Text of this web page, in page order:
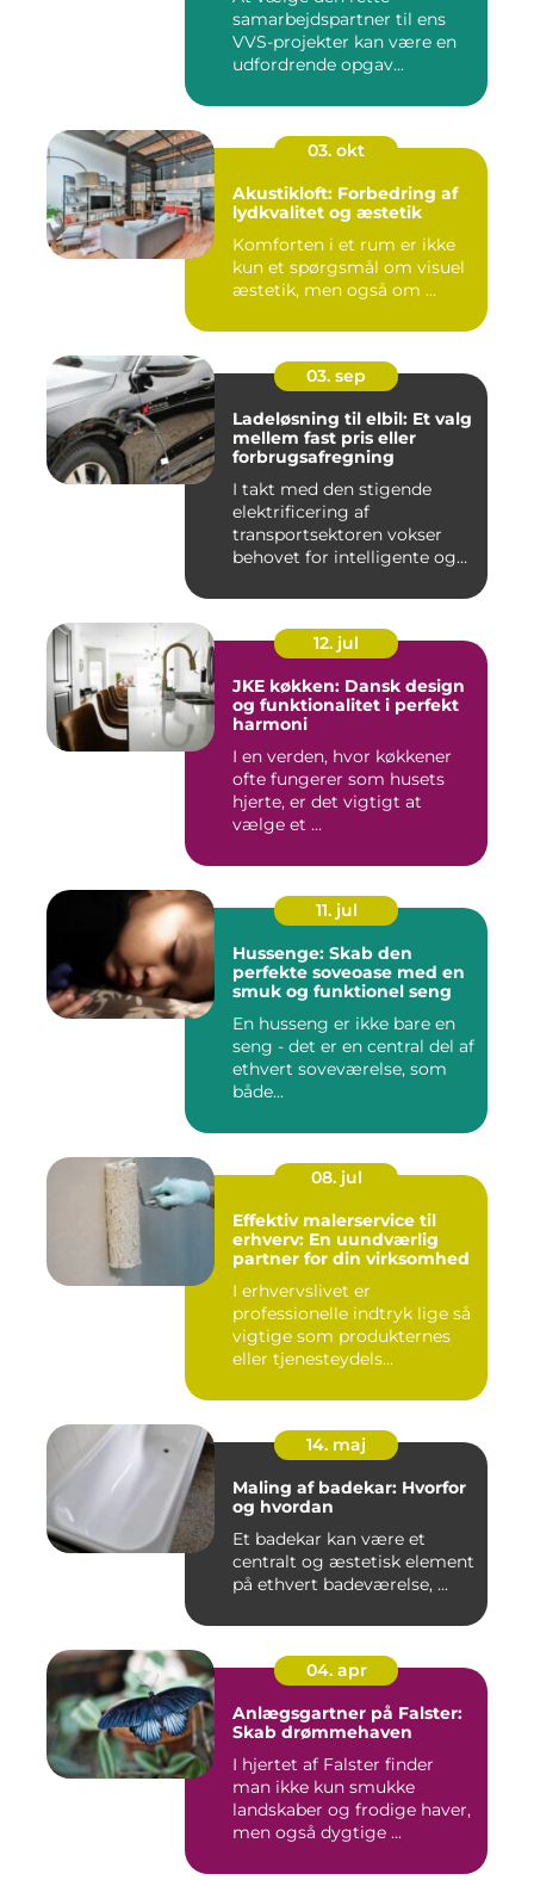
samarbejdspartner til ens
VVS-projekter kan være en
udfordrende opgav...
03. okt
Akustikloft: Forbedring af
lydkvalitet og æstetik
Komforten i et rum er ikke
kun et spørgsmål om visuel
æstetik, men også om ...
03. sep
Ladeløsning til elbil: Et valg
mellem fast pris eller
forbrugsafregning
I takt med den stigende
elektrificering af
transportsektoren vokser
behovet for intelligente og
12. jul
JKE køkken: Dansk design
og funktionalitet i perfekt
harmoni
I en verden, hvor køkkener
ofte fungerer som husets
hjerte, er det vigtigt at
vælge et ...
11. jul
Hussenge: Skab den
perfekte soveoase med en
smuk og funktionel seng
En husseng er ikke bare en
seng - det er en central del af
ethvert soveværelse, som
både...
08. jul
Effektiv malerservice til
erhverv: En uundværlig
partner for din virksomhed
I erhvervslivet er
professionelle indtryk lige så
vigtige som produkternes
eller tjenesteydels...
14. maj
Maling af badekar: Hvorfor
og hvordan
Et badekar kan være et
centralt og æstetisk element
på ethvert badeværelse, ...
04. apr
Anlægsgartner på Falster:
Skab drømmehaven
I hjertet af Falster finder
man ikke kun smukke
landskaber og frodige haver,
men også dygtige ...